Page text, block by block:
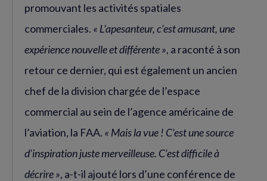
promouvant les activités spatiales
commerciales. « L’apesanteur, c’est amusant, une
expérience nouvelle et différente », a raconté à son
retour ce dernier, qui est également un ancien
chef de la division chargée de l’espace
commercial au sein de l’agence américaine de
l’aviation, la FAA. « Mais la vue ! C’est une source
d’inspiration juste merveilleuse. C’est difficile à
décrire », a-t-il ajouté lors d’une conférence de